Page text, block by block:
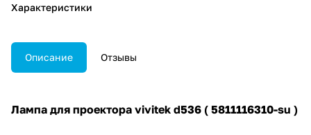
Характеристики
Описание Отзывы
Лампа для проектора vivitek d536 ( 5811116310-su )